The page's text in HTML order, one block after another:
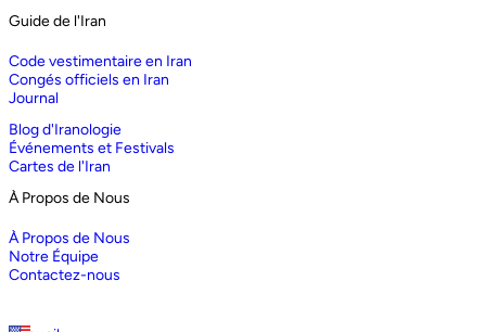
Guide de l'Iran
Code vestimentaire en Iran
Congés officiels en Iran
Journal
Blog d'Iranologie
Événements et Festivals
Cartes de l'Iran
À Propos de Nous
À Propos de Nous
Notre Équipe
Contactez-nous